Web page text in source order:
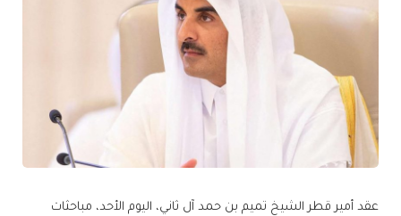
عقد أمير قطر الشيخ تميم بن حمد آل ثاني، اليوم الأحد، مباحثات